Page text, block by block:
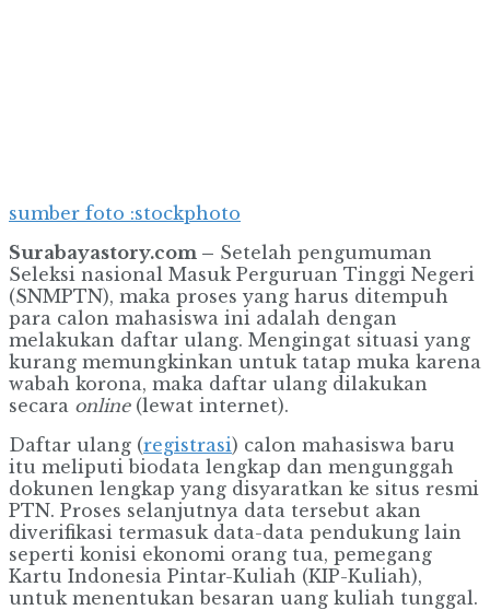
sumber foto :stockphoto
Surabayastory.com – Setelah pengumuman
Seleksi nasional Masuk Perguruan Tinggi Negeri
(SNMPTN), maka proses yang harus ditempuh
para calon mahasiswa ini adalah dengan
melakukan daftar ulang. Mengingat situasi yang
kurang memungkinkan untuk tatap muka karena
wabah korona, maka daftar ulang dilakukan
secara online(lewat internet).
Daftar ulang (registrasi) calon mahasiswa baru
itu meliputi biodata lengkap dan mengunggah
dokunen lengkap yang disyaratkan ke situs resmi
PTN. Proses selanjutnya data tersebut akan
diverifikasi termasuk data-data pendukung lain
seperti konisi ekonomi orang tua, pemegang
Kartu Indonesia Pintar-Kuliah (KIP-Kuliah),
untuk menentukan besaran uang kuliah tunggal.